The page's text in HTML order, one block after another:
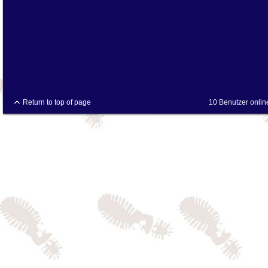
Return to top of page 10 Benutzer